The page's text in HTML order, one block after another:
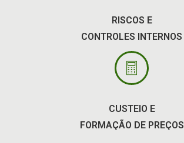
RISCOS E
CONTROLES INTERNOS
CUSTEIO E
FORMAÇÃO DE PREÇOS